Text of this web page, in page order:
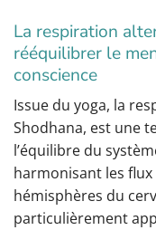
La respiration
rééquilibrer le
conscience
Issue du yoga, la
Shodhana, est une
l’équilibre du
harmonisant les
hémisphères du
particulièrement